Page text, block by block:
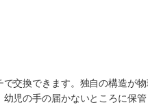
交換できます。独自の構造が
児の手の届かないところに保管